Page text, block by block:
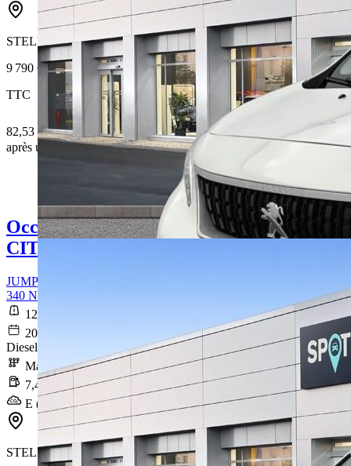
STELLANTIS &YOU ORVAULT
9 790 €
TTC
82,53 € /Mois
après un premier loyer de 2 937 €
Occasion
CITROEN JUMPY
JUMPY CAB APPROFONDIE XL BLUEHDI 120 BVM6 CLUB
340 NM
122 982 km
2020-11-30
Diesel
Manuelle
7,4 l/100km
E (193 g/km)
STELLANTIS &YOU LOMME